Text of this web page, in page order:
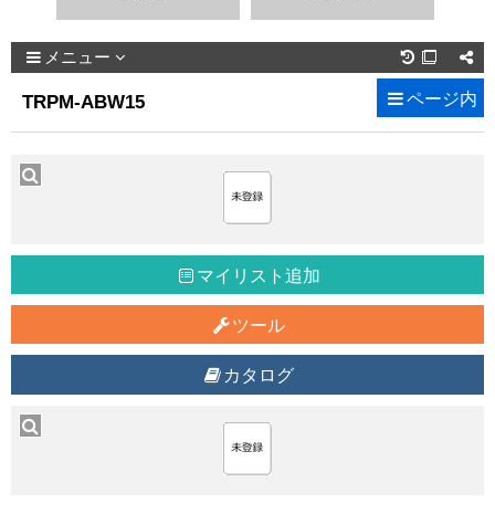
メニュー 
TRPM-ABW15 ページ内
マイリスト追加
ツール
カタログ